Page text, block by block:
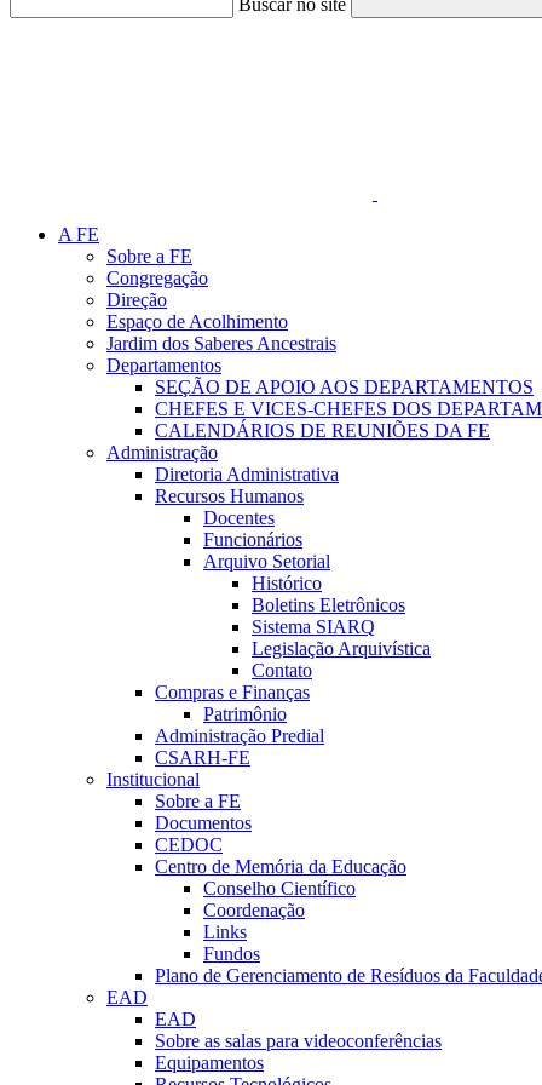
Buscar no site
A FE
Sobre a FE
Congregação
Direção
Espaço de Acolhimento
Jardim dos Saberes Ancestrais
Departamentos
SEÇÃO DE APOIO AOS DEPARTAMENTOS
CHEFES E VICES-CHEFES DOS
CALENDÁRIOS DE REUNIÕES DA FE
Administração
Diretoria Administrativa
Recursos Humanos
Docentes
Funcionários
Arquivo Setorial
Histórico
Boletins Eletrônicos
Sistema SIARQ
Legislação Arquivística
Contato
Compras e Finanças
Patrimônio
Administração Predial
CSARH-FE
Institucional
Sobre a FE
Documentos
CEDOC
Centro de Memória da Educação
Conselho Científico
Coordenação
Links
Fundos
Plano de Gerenciamento de Resíduos da
EAD
EAD
Sobre as salas para videoconferências
Equipamentos